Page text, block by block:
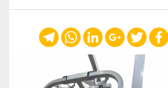
Facebook
Twitter
Google+
LinkedIn
WhatsApp
Telegram